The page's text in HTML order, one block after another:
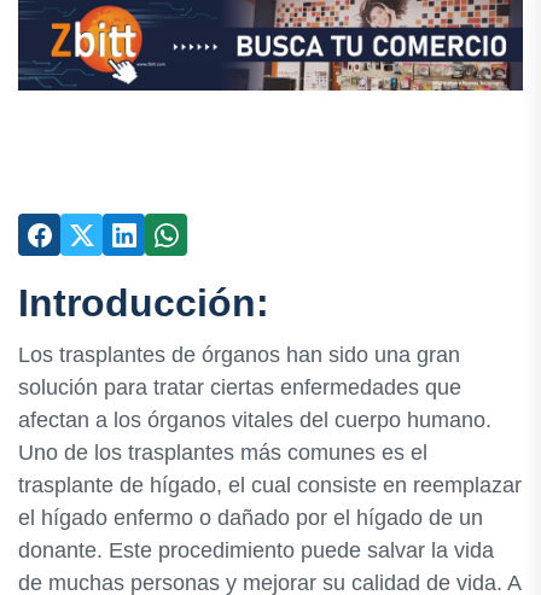
Introducción:
Los trasplantes de órganos han sido una gran
solución para tratar ciertas enfermedades que
afectan a los órganos vitales del cuerpo humano.
Uno de los trasplantes más comunes es el
trasplante de hígado, el cual consiste en reemplazar
el hígado enfermo o dañado por el hígado de un
donante. Este procedimiento puede salvar la vida
de muchas personas y mejorar su calidad de vida. A